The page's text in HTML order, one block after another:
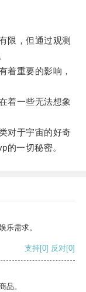
，但通过观测
重要的影响，
一些无法想象
对于宇宙的好奇
的一切秘密。
乐需求。
支持[0] 反对[0]
品。